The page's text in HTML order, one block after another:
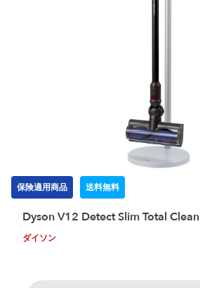
保険適用商品 送料無料
Dyson V12 Detect Slim Total Clean
ダイソン